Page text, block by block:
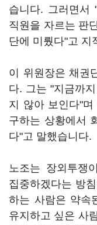
습니다. 그러면서
직원을 자르는 판
단에 미뤘다"고 지
이 위원장은 채권
다. 그는 "지금까
지 않아 보인다"
구하는 상황에서
다"고 말했습니다.
노조는 장외투쟁
집중하겠다는 방
하는 사람은 약속
유지하고 싶은 사